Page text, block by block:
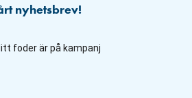
nyhetsbrev!
foder är på kampanj